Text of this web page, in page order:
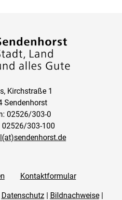
Kirchstraße 1
Sendenhorst
02526/303-0
02526/303-100
Kontaktformular
Datenschutz| Bildnachweise|